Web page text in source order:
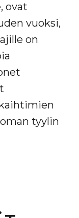
ovat
vuoksi,
on
tyylin